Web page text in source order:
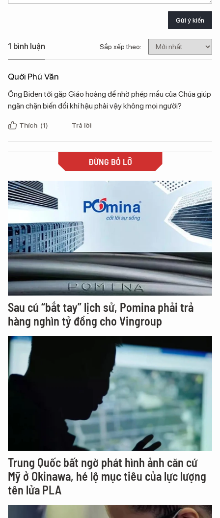
Gửi ý kiến
1 bình luận Sắp xếp theo:
Quới Phú Văn
Ông Biden tới gặp Giáo hoàng để nhờ phép mầu của Chúa giúp
ngăn chặn biến đổi khí hậu phải vậy không mọi người?
Thích (1) Trả lời
ĐỪNG BỎ LỠ
Sau cú “bắt tay” lịch sử, Pomina phải trả
hàng nghìn tỷ đồng cho Vingroup
Trung Quốc bất ngờ phát hình ảnh căn cứ
Mỹ ở Okinawa, hé lộ mục tiêu của lực lượng
tên lửa PLA